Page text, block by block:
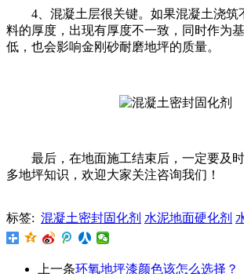
4、混凝土层很关键。如果混凝土浇筑
料的厚度，出现有厚度不一致，同时作为
低，也会影响金刚砂耐磨地坪的质量。
最后，在地面施工结束后，一定要及
多地坪知识，欢迎大家关注咨询我们！
标签: 混凝土密封固化剂 水泥地面硬化剂
上一条环氧地坪漆颜色该怎么选择？